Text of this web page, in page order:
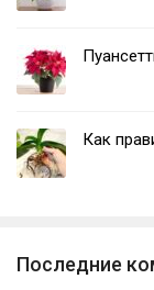
Как
Последние